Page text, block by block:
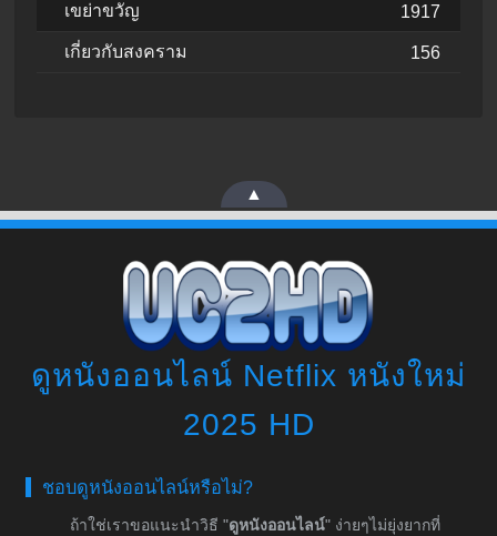
เขย่าขวัญ 1917
เกี่ยวกับสงคราม 156
▲
ดูหนังออนไลน์ Netflix หนังใหม่
2025 HD
ชอบดูหนังออนไลน์หรือไม่?
ถ้าใช่เราขอแนะนำวิธี "ดูหนังออนไลน์" ง่ายๆไม่ยุ่งยากที่